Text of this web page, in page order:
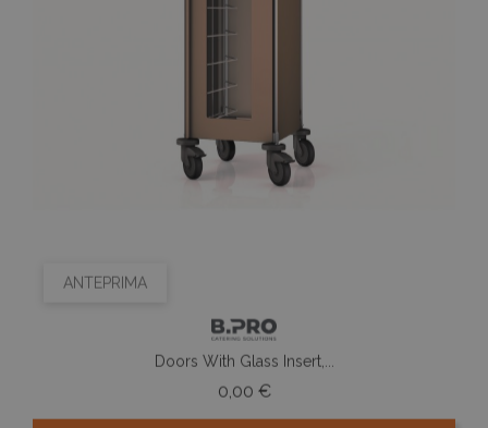
ANTEPRIMA
Doors With Glass Insert,...
0,00 €Prezzo